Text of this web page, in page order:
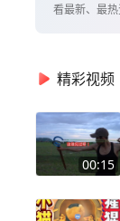
看最新、最
精彩视频
00:15